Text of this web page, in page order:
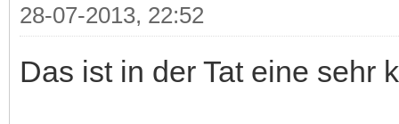
28-07-2013, 22:52
Das ist in der Tat eine sehr